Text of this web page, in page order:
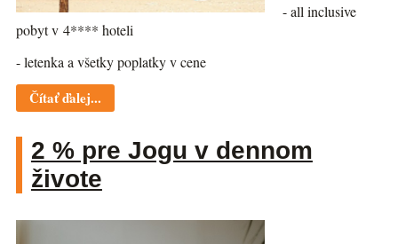
- all inclusive
pobyt v 4**** hoteli
- letenka a všetky poplatky v cene
Čítať ďalej...
2 % pre Jogu v dennom
živote